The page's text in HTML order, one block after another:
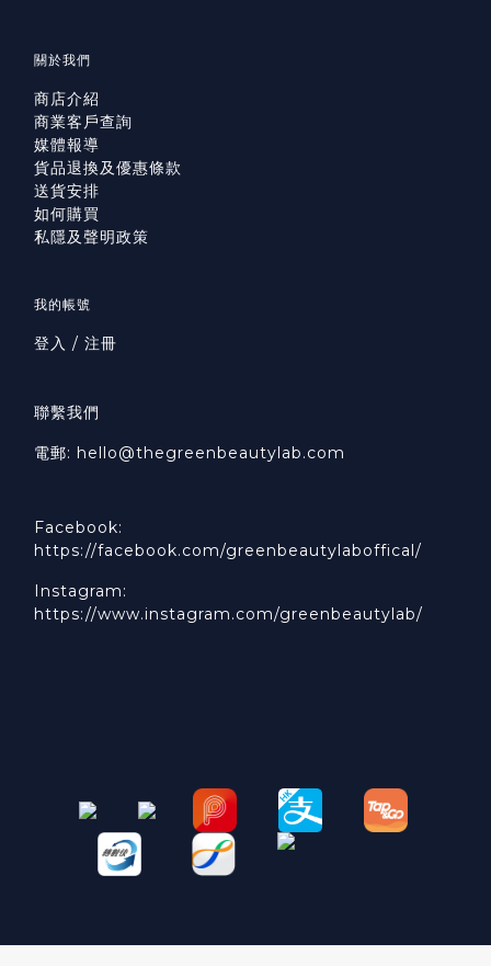
關於我們
商店介紹
商業客戶查詢
媒體報導
貨品退換及優惠條款
送貨安排
如何購買
私隱及聲明政策
我的帳號
登入 / 注冊
聯繫我們
電郵: hello@thegreenbeautylab.com
Facebook:
https://facebook.com/greenbeautylaboffical/
Instagram:
https://www.instagram.com/greenbeautylab/